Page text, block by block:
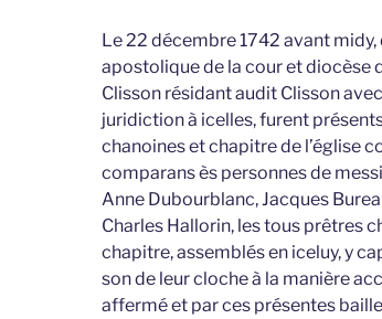
Le 22 décembre 1742 avant
apostolique de la cour et diocèse
Clisson résidant audit Clisson
juridiction à icelles, furent
chanoines et chapitre de l’église
comparans ès personnes de
Anne Dubourblanc, Jacques
Charles Hallorin, les tous prêtres
chapitre, assemblés en iceluy, y
son de leur cloche à la manière
affermé et par ces présentes